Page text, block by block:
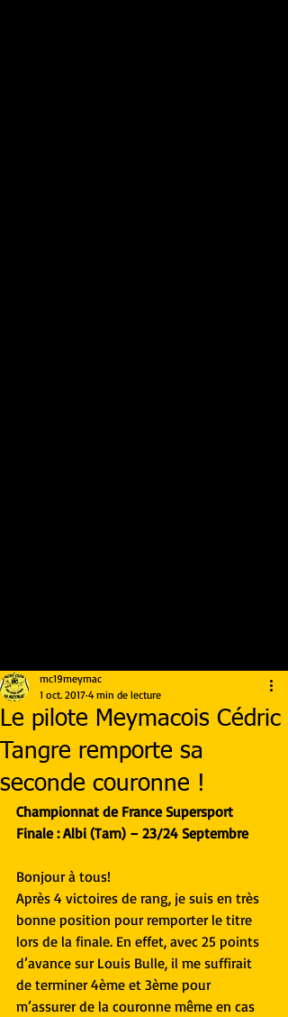
Le pilote Meymacois Cédric
Tangre remporte sa
seconde couronne !
mc19meymac
1 oct. 2017 4 min de lecture
Championnat de France Supersport
Finale : Albi (Tarn) – 23/24 Septembre
Bonjour à tous!
Après 4 victoires de rang, je suis en très
bonne position pour remporter le titre
lors de la finale. En effet, avec 25 points
d’avance sur Louis Bulle, il me suffirait
de terminer 4ème et 3ème pour
m’assurer de la couronne même en cas